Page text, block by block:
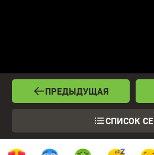
ПРЕДЫДУЩАЯ
СПИСОК